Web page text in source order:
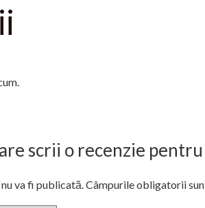
scrii o recenzie
va fi publicată.Câmpurile obligatorii